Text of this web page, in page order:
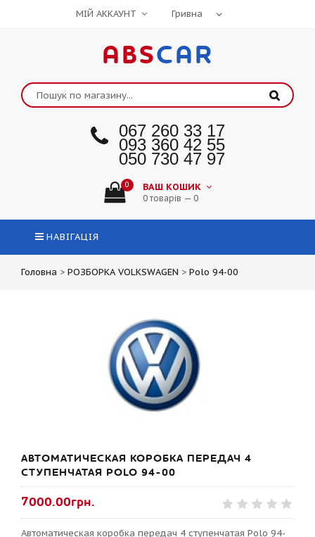
МІЙ АККАУНТ
ABSCAR
067 260 33 17
093 360 42 55
050 730 47 97
0 ВАШ КОШИК
0 товарів — 0
НАВІГАЦІЯ
Головна > РОЗБОРКА VOLKSWAGEN > Polo 94-00
АВТОМАТИЧЕСКАЯ КОРОБКА ПЕРЕДАЧ 4
СТУПЕНЧАТАЯ POLO 94-00
7000.00грн.
Автоматическая коробка передач 4 ступенчатая Polo 94-